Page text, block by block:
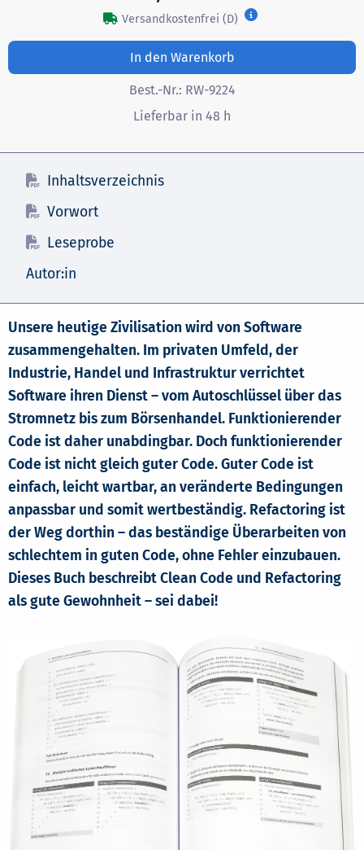
Versandkostenfrei (D)
In den Warenkorb
Best.-Nr.: RW-9224
Lieferbar in 48 h
Inhaltsverzeichnis
Vorwort
Leseprobe
Autor:in
Unsere heutige Zivilisation wird von Software
zusammengehalten. Im privaten Umfeld, der
Industrie, Handel und Infrastruktur verrichtet
Software ihren Dienst – vom Autoschlüssel über das
Stromnetz bis zum Börsenhandel. Funktionierender
Code ist daher unabdingbar. Doch funktionierender
Code ist nicht gleich guter Code. Guter Code ist
einfach, leicht wartbar, an veränderte Bedingungen
anpassbar und somit wertbeständig. Refactoring ist
der Weg dorthin – das beständige Überarbeiten von
schlechtem in guten Code, ohne Fehler einzubauen.
Dieses Buch beschreibt Clean Code und Refactoring
als gute Gewohnheit – sei dabei!